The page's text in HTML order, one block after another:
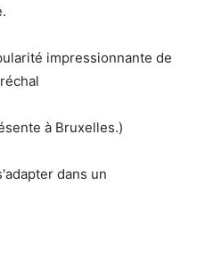
impressionnante de
à Bruxelles.)
dans un